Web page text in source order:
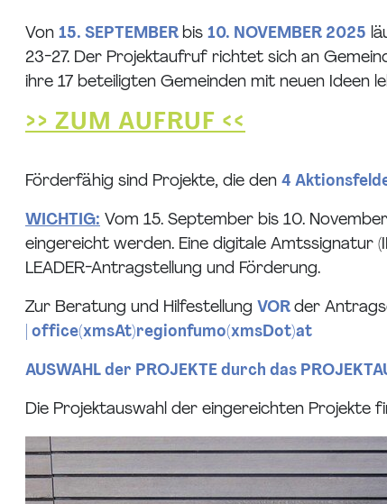
Von 15. SEPTEMBER bis 10. NOVEMBER 2025
23-27. Der Projektaufruf richtet sich an
ihre 17 beteiligten Gemeinden mit neuen Ideen
>> ZUM AUFRUF <<
Förderfähig sind Projekte, die den 4
WICHTIG: Vom 15. September bis 10.
eingereicht werden. Eine digitale Amtssignatur
LEADER-Antragstellung und Förderung.
Zur Beratung und Hilfestellung VOR der
office(xmsAt)regionfumo(xmsDot)at
AUSWAHL der PROJEKTE durch das
Die Projektauswahl der eingereichten Projekte